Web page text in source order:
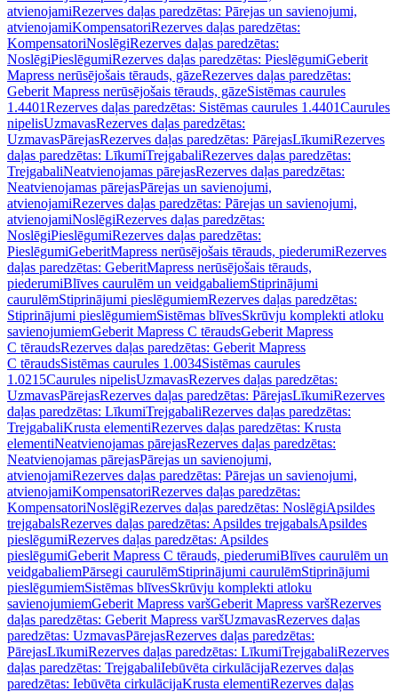
atvienojamiRezerves daļas paredzētas: Pārejas un savienojumi,
atvienojamiKompensatoriRezerves daļas paredzētas:
KompensatoriNoslēgiRezerves daļas paredzētas:
NoslēgiPieslēgumiRezerves daļas paredzētas: PieslēgumiGeberit
Mapress nerūsējošais tērauds, gāzeRezerves daļas paredzētas:
Geberit Mapress nerūsējošais tērauds, gāzeSistēmas caurules
1.4401Rezerves daļas paredzētas: Sistēmas caurules 1.4401Caurules
nipelisUzmavasRezerves daļas paredzētas:
UzmavasPārejasRezerves daļas paredzētas: PārejasLīkumiRezerves
daļas paredzētas: LīkumiTrejgabaliRezerves daļas paredzētas:
TrejgabaliNeatvienojamas pārejasRezerves daļas paredzētas:
Neatvienojamas pārejasPārejas un savienojumi,
atvienojamiRezerves daļas paredzētas: Pārejas un savienojumi,
atvienojamiNoslēgiRezerves daļas paredzētas:
NoslēgiPieslēgumiRezerves daļas paredzētas:
PieslēgumiGeberitMapress nerūsējošais tērauds, piederumiRezerves
daļas paredzētas: GeberitMapress nerūsējošais tērauds,
piederumiBlīves caurulēm un veidgabaliemStiprinājumi
caurulēmStiprinājumi pieslēgumiemRezerves daļas paredzētas:
Stiprinājumi pieslēgumiemSistēmas blīvesSkrūvju komplekti atloku
savienojumiemGeberit Mapress C tēraudsGeberit Mapress
C tēraudsRezerves daļas paredzētas: Geberit Mapress
C tēraudsSistēmas caurules 1.0034Sistēmas caurules
1.0215Caurules nipelisUzmavasRezerves daļas paredzētas:
UzmavasPārejasRezerves daļas paredzētas: PārejasLīkumiRezerves
daļas paredzētas: LīkumiTrejgabaliRezerves daļas paredzētas:
TrejgabaliKrusta elementiRezerves daļas paredzētas: Krusta
elementiNeatvienojamas pārejasRezerves daļas paredzētas:
Neatvienojamas pārejasPārejas un savienojumi,
atvienojamiRezerves daļas paredzētas: Pārejas un savienojumi,
atvienojamiKompensatoriRezerves daļas paredzētas:
KompensatoriNoslēgiRezerves daļas paredzētas: NoslēgiApsildes
trejgabalsRezerves daļas paredzētas: Apsildes trejgabalsApsildes
pieslēgumiRezerves daļas paredzētas: Apsildes
pieslēgumiGeberit Mapress C tērauds, piederumiBlīves caurulēm un
veidgabaliemPārsegi caurulēmStiprinājumi caurulēmStiprinājumi
pieslēgumiemSistēmas blīvesSkrūvju komplekti atloku
savienojumiemGeberit Mapress varšGeberit Mapress varšRezerves
daļas paredzētas: Geberit Mapress varšUzmavasRezerves daļas
paredzētas: UzmavasPārejasRezerves daļas paredzētas:
PārejasLīkumiRezerves daļas paredzētas: LīkumiTrejgabaliRezerves
daļas paredzētas: TrejgabaliIebūvēta cirkulācijaRezerves daļas
paredzētas: Iebūvēta cirkulācijaKrusta elementiRezerves daļas